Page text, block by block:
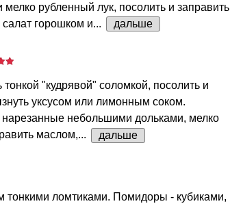
рубленный лук, посолить и заправить
горошком и...
дальше
тонкой "кудрявой" соломкой, посолить и
уксусом или лимонным соком.
небольшими дольками, мелко
маслом,...
дальше
тонкими ломтиками. Помидоры - кубиками,